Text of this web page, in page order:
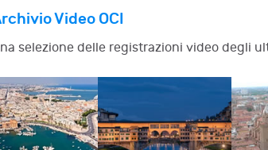
Video OCI
selezione delle registrazioni video degli